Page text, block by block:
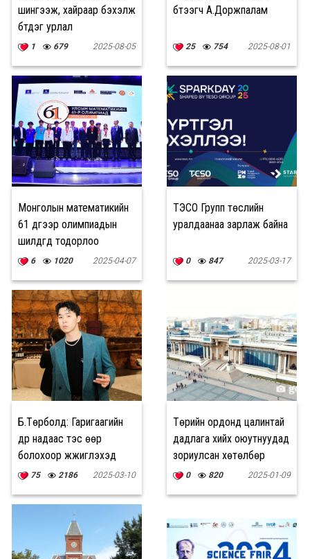
шингээж, хайраар бэхэлж
бүтдэг урлал
1 679 2025-08-05
бүтээгч А.Доржпалам
25 754 2025-08-01
Монголын математикийн
61 дүгээр олимпиадын
шилдгүүд тодорлоо
6 1020 2025-04-07
ТЭСО Групп төслийн
уралдаанаа зарлаж байна
0 847 2025-03-17
Б.Төрболд: Гаригаагийн
дүр надаас тэс өөр
болохоор жүжиглэхэд
бага зэрэг хэцүү байсан
75 2186 2025-03-10
Төрийн ордонд цалинтай
дадлага хийх оюутнуудад
зориулсан хөтөлбөр
зарлажээ
0 820 2025-01-09